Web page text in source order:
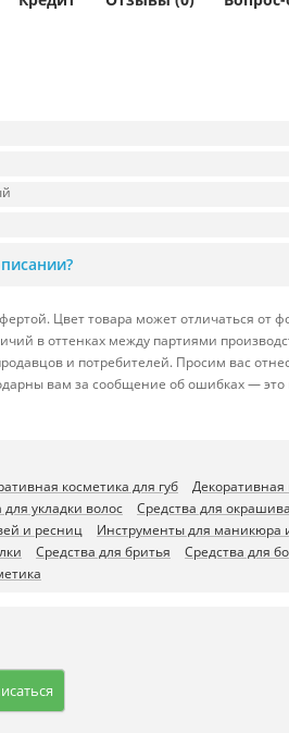
Цвет товара может отличаться от
в оттенках между партиями
и потребителей. Просим вас
вам за сообщение об ошибках —
косметика для губ
Декоративная
для укладки волос
Средства для
и ресниц Инструменты для маникюра
Средства для бритья Средства для